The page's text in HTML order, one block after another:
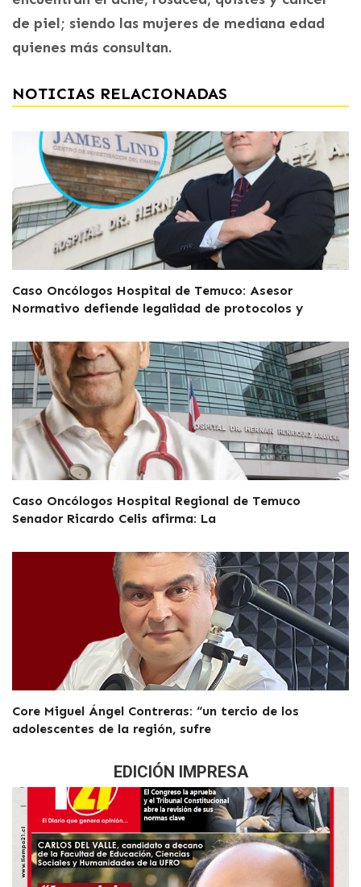
de piel; siendo las mujeres de mediana edad
quienes más consultan.
NOTICIAS RELACIONADAS
Caso Oncólogos Hospital de Temuco: Asesor
Normativo defiende legalidad de protocolos y
Caso Oncólogos Hospital Regional de Temuco
Senador Ricardo Celis afirma: La
Core Miguel Ángel Contreras: “un tercio de los
adolescentes de la región, sufre
EDICIÓN IMPRESA